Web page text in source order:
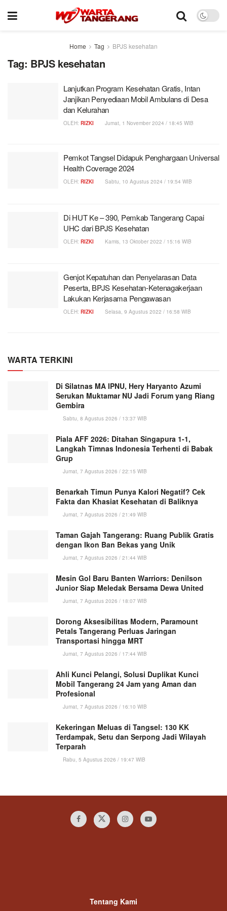
Home Tag BPJS kesehatan
Tag: BPJS kesehatan
Lanjutkan Program Kesehatan Gratis, Intan
Janjikan Penyediaan Mobil Ambulans di Desa
dan Kelurahan
OLEH: RIZKI Jumat, 1 November 2024 / 18:45 WIB
Pemkot Tangsel Didapuk Penghargaan Universal
Health Coverage 2024
OLEH: RIZKI Sabtu, 10 Agustus 2024 / 19:54 WIB
Di HUT Ke – 390, Pemkab Tangerang Capai
UHC dari BPJS Kesehatan
OLEH: RIZKI Kamis, 13 Oktober 2022 / 15:16 WIB
Genjot Kepatuhan dan Penyelarasan Data
Peserta, BPJS Kesehatan-Ketenagakerjaan
Lakukan Kerjasama Pengawasan
OLEH: RIZKI Selasa, 9 Agustus 2022 / 16:58 WIB
WARTA TERKINI
Di Silatnas MA IPNU, Hery Haryanto Azumi
Serukan Muktamar NU Jadi Forum yang Riang
Gembira
Sabtu, 8 Agustus 2026 / 13:37 WIB
Piala AFF 2026: Ditahan Singapura 1-1,
Langkah Timnas Indonesia Terhenti di Babak
Grup
Jumat, 7 Agustus 2026 / 22:15 WIB
Benarkah Timun Punya Kalori Negatif? Cek
Fakta dan Khasiat Kesehatan di Baliknya
Jumat, 7 Agustus 2026 / 21:49 WIB
Taman Gajah Tangerang: Ruang Publik Gratis
dengan Ikon Ban Bekas yang Unik
Jumat, 7 Agustus 2026 / 21:44 WIB
Mesin Gol Baru Banten Warriors: Denilson
Junior Siap Meledak Bersama Dewa United
Jumat, 7 Agustus 2026 / 18:07 WIB
Dorong Aksesibilitas Modern, Paramount
Petals Tangerang Perluas Jaringan
Transportasi hingga MRT
Jumat, 7 Agustus 2026 / 17:44 WIB
Ahli Kunci Pelangi, Solusi Duplikat Kunci
Mobil Tangerang 24 Jam yang Aman dan
Profesional
Jumat, 7 Agustus 2026 / 16:10 WIB
Kekeringan Meluas di Tangsel: 130 KK
Terdampak, Setu dan Serpong Jadi Wilayah
Terparah
Rabu, 5 Agustus 2026 / 19:47 WIB
Tentang Kami